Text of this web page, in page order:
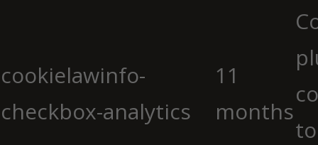
cookielawinfo-
checkbox-analytics
11
months